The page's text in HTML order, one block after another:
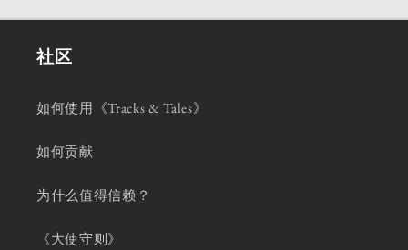
社区
如何使用《Tracks & Tales》
如何贡献
为什么值得信赖？
《大使守则》